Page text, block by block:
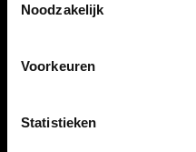
Noodzakelijk
Voorkeuren
Statistieken
✓ Steeltip darts van Datadart
✓ Extra zware steeltip dart